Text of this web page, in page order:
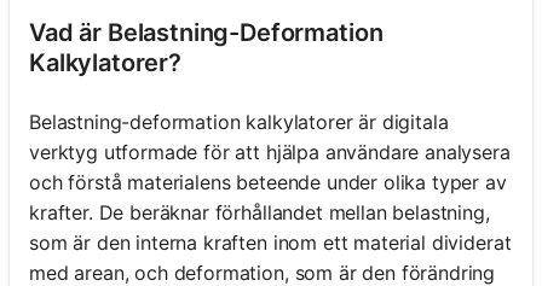
Vad är Belastning-Deformation
Kalkylatorer?
Belastning-deformation kalkylatorer är digitala
verktyg utformade för att hjälpa användare analysera
och förstå materialens beteende under olika typer av
krafter. De beräknar förhållandet mellan belastning,
som är den interna kraften inom ett material dividerat
med arean, och deformation, som är den förändring